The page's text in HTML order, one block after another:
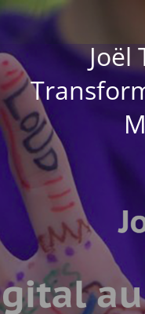
Joël